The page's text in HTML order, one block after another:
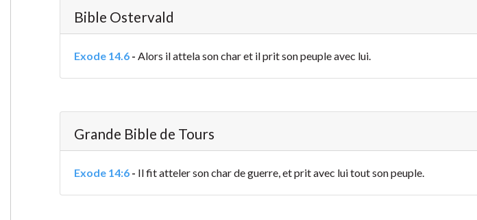
Bible Ostervald
Exode 14.6- Alors il attela son char et il prit son peuple avec lui.
Grande Bible de Tours
Exode 14:6- Il fit atteler son char de guerre, et prit avec lui tout son peuple.